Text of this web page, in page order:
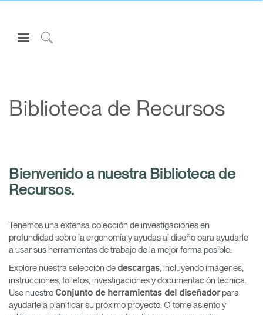
Open
Navigation
ERGONOMÍA
CONTACTE CON NOSOTROS
Buscar un showroom
Cambiar región
Opens
to
Opens
to
Opens
to
Opens
to
Opens
to
Opens
to
Opens
to
Biblioteca de Recursos
Bienvenido a nuestra Biblioteca de
Recursos.
Tenemos una extensa colección de investigaciones en
profundidad sobre la ergonomía y ayudas al diseño para ayudarle
a usar sus herramientas de trabajo de la mejor forma posible.
Explore nuestra selección de descargas, incluyendo imágenes,
instrucciones, folletos, investigaciones y documentación técnica.
Use nuestro Conjunto de herramientas del diseñadorpara
ayudarle a planificar su próximo proyecto. O tome asiento y